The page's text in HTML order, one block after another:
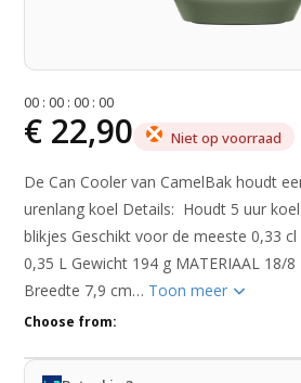
00 :00 :00 :00
€ 22,90 Niet op voorraad
De Can Cooler van CamelBak houdt
urenlang koel Details: Houdt 5 uur
blikjes Geschikt voor de meeste 0,33
0,35 L Gewicht 194 g MATERIAAL 18/8
Breedte 7,9 cm… Toon meer
Choose from: